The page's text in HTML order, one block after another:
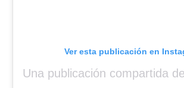
Ver esta publicación en